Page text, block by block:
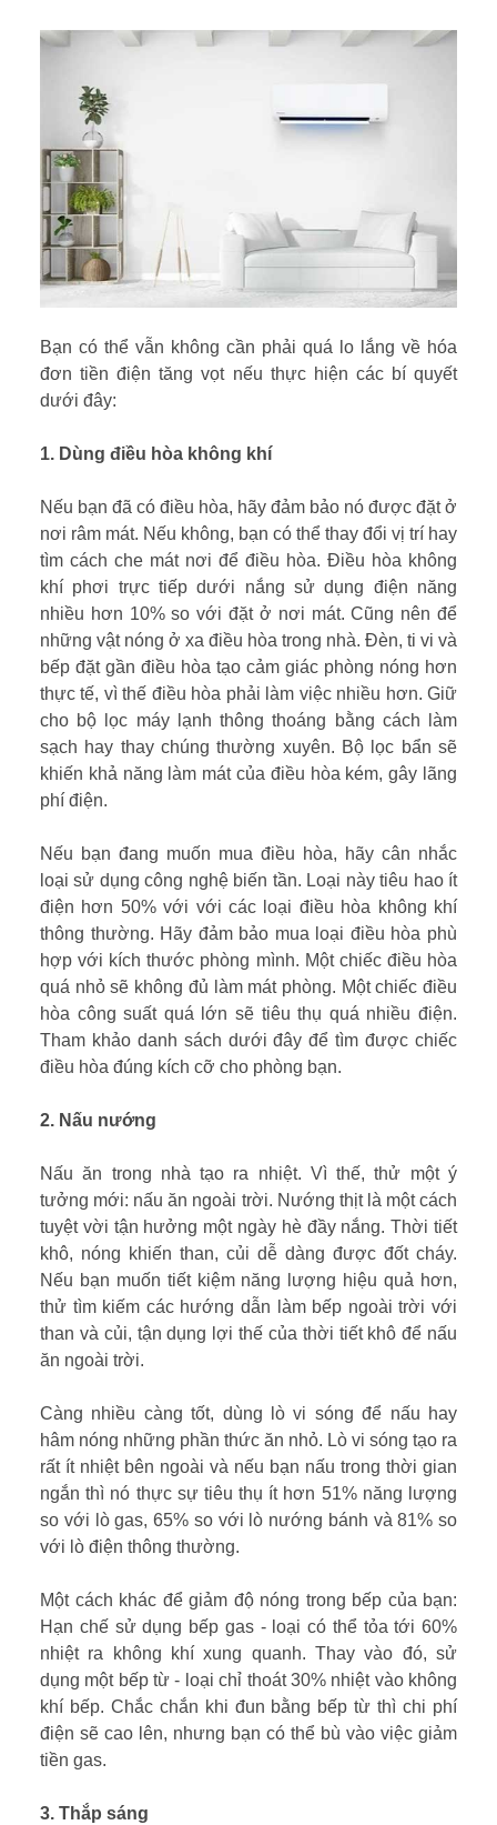
Bạn có thể vẫn không cần phải quá lo lắng về hóa
đơn tiền điện tăng vọt nếu thực hiện các bí quyết
dưới đây:
1. Dùng điều hòa không khí
Nếu bạn đã có điều hòa, hãy đảm bảo nó được đặt ở
nơi râm mát. Nếu không, bạn có thể thay đổi vị trí hay
tìm cách che mát nơi để điều hòa. Điều hòa không
khí phơi trực tiếp dưới nắng sử dụng điện năng
nhiều hơn 10% so với đặt ở nơi mát. Cũng nên để
những vật nóng ở xa điều hòa trong nhà. Đèn, ti vi và
bếp đặt gần điều hòa tạo cảm giác phòng nóng hơn
thực tế, vì thế điều hòa phải làm việc nhiều hơn. Giữ
cho bộ lọc máy lạnh thông thoáng bằng cách làm
sạch hay thay chúng thường xuyên. Bộ lọc bẩn sẽ
khiến khả năng làm mát của điều hòa kém, gây lãng
phí điện.
Nếu bạn đang muốn mua điều hòa, hãy cân nhắc
loại sử dụng công nghệ biến tần. Loại này tiêu hao ít
điện hơn 50% với với các loại điều hòa không khí
thông thường. Hãy đảm bảo mua loại điều hòa phù
hợp với kích thước phòng mình. Một chiếc điều hòa
quá nhỏ sẽ không đủ làm mát phòng. Một chiếc điều
hòa công suất quá lớn sẽ tiêu thụ quá nhiều điện.
Tham khảo danh sách dưới đây để tìm được chiếc
điều hòa đúng kích cỡ cho phòng bạn.
2. Nấu nướng
Nấu ăn trong nhà tạo ra nhiệt. Vì thế, thử một ý
tưởng mới: nấu ăn ngoài trời. Nướng thịt là một cách
tuyệt vời tận hưởng một ngày hè đầy nắng. Thời tiết
khô, nóng khiến than, củi dễ dàng được đốt cháy.
Nếu bạn muốn tiết kiệm năng lượng hiệu quả hơn,
thử tìm kiếm các hướng dẫn làm bếp ngoài trời với
than và củi, tận dụng lợi thế của thời tiết khô để nấu
ăn ngoài trời.
Càng nhiều càng tốt, dùng lò vi sóng để nấu hay
hâm nóng những phần thức ăn nhỏ. Lò vi sóng tạo ra
rất ít nhiệt bên ngoài và nếu bạn nấu trong thời gian
ngắn thì nó thực sự tiêu thụ ít hơn 51% năng lượng
so với lò gas, 65% so với lò nướng bánh và 81% so
với lò điện thông thường.
Một cách khác để giảm độ nóng trong bếp của bạn:
Hạn chế sử dụng bếp gas - loại có thể tỏa tới 60%
nhiệt ra không khí xung quanh. Thay vào đó, sử
dụng một bếp từ - loại chỉ thoát 30% nhiệt vào không
khí bếp. Chắc chắn khi đun bằng bếp từ thì chi phí
điện sẽ cao lên, nhưng bạn có thể bù vào việc giảm
tiền gas.
3. Thắp sáng